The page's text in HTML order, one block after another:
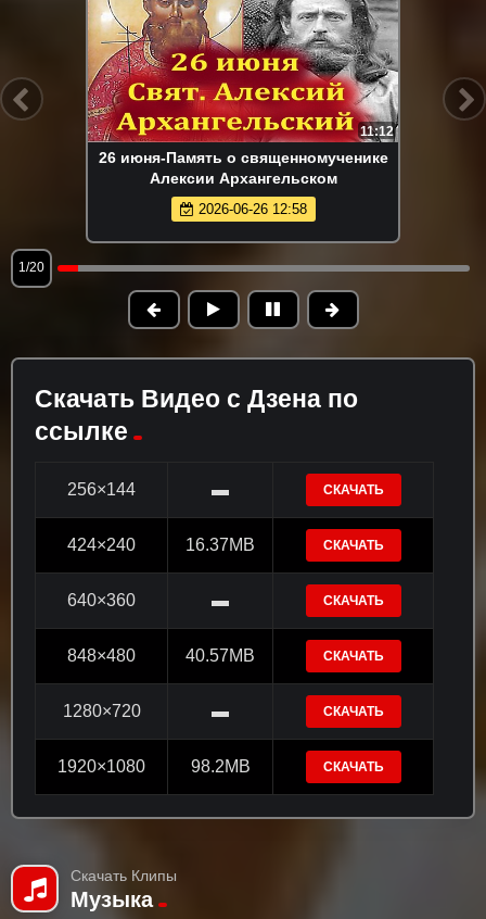
11:12
26 июня-Память о священномученике
Алексии Архангельском
2026-06-26 12:58
1/20
Скачать Видео с Дзена по
ссылке
256×144 ▬ СКАЧАТЬ
424×240 16.37MB СКАЧАТЬ
640×360 ▬ СКАЧАТЬ
848×480 40.57MB СКАЧАТЬ
1280×720 ▬ СКАЧАТЬ
1920×1080 98.2MB СКАЧАТЬ
Скачать Клипы
Музыка